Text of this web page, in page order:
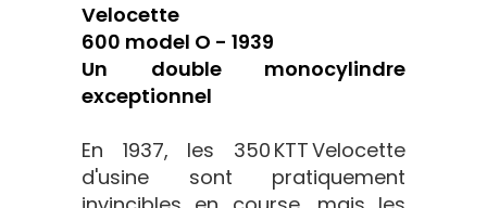
Velocette
600 model O - 1939
Un double monocylindre
exceptionnel
En 1937, les 350 KTT Velocette
d'usine sont pratiquement